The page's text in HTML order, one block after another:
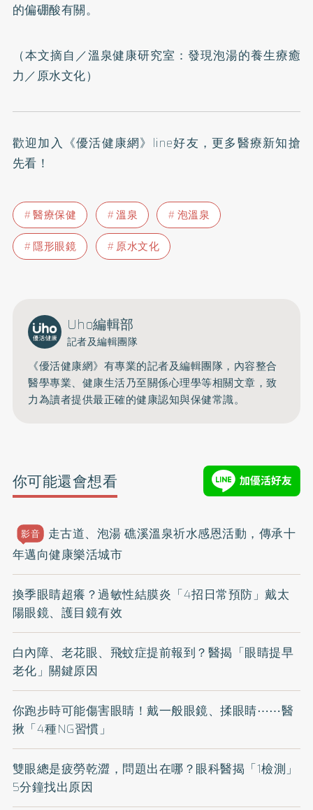
的偏硼酸有關。
（本文摘自／溫泉健康研究室：發現泡湯的養生療癒
力／原水文化）
歡迎加入 《優活健康網》line好友 ，更多醫療新知搶
先看！
醫療保健 溫泉
泡溫泉
隱形眼鏡
原水文化
Uho編輯部
記者及編輯團隊
《優活健康網》有專業的記者及編輯團隊，內容整合
醫學專業、健康生活乃至關係心理學等相關文章，致
力為讀者提供最正確的健康認知與保健常識。
你可能還會想看
影音
走古道、泡湯 礁溪溫泉祈水感恩活動，傳承十
年邁向健康樂活城市
換季眼睛超癢？過敏性結膜炎「4招日常預防」戴太
陽眼鏡、護目鏡有效
白內障、老花眼、飛蚊症提前報到？醫揭「眼睛提早
老化」關鍵原因
你跑步時可能傷害眼睛！戴一般眼鏡、揉眼睛⋯⋯醫
揪「4種NG習慣」
雙眼總是疲勞乾澀，問題出在哪？眼科醫揭「1檢測」
5分鐘找出原因